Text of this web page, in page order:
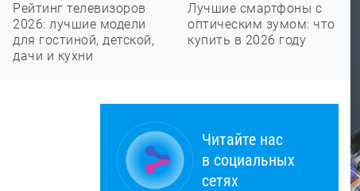
Рейтинг телевизоров
2026: лучшие модели
для гостиной, детской,
дачи и кухни
Лучшие смартфоны с
оптическим зумом: что
купить в 2026 году
Читайте нас
в социальных
сетях